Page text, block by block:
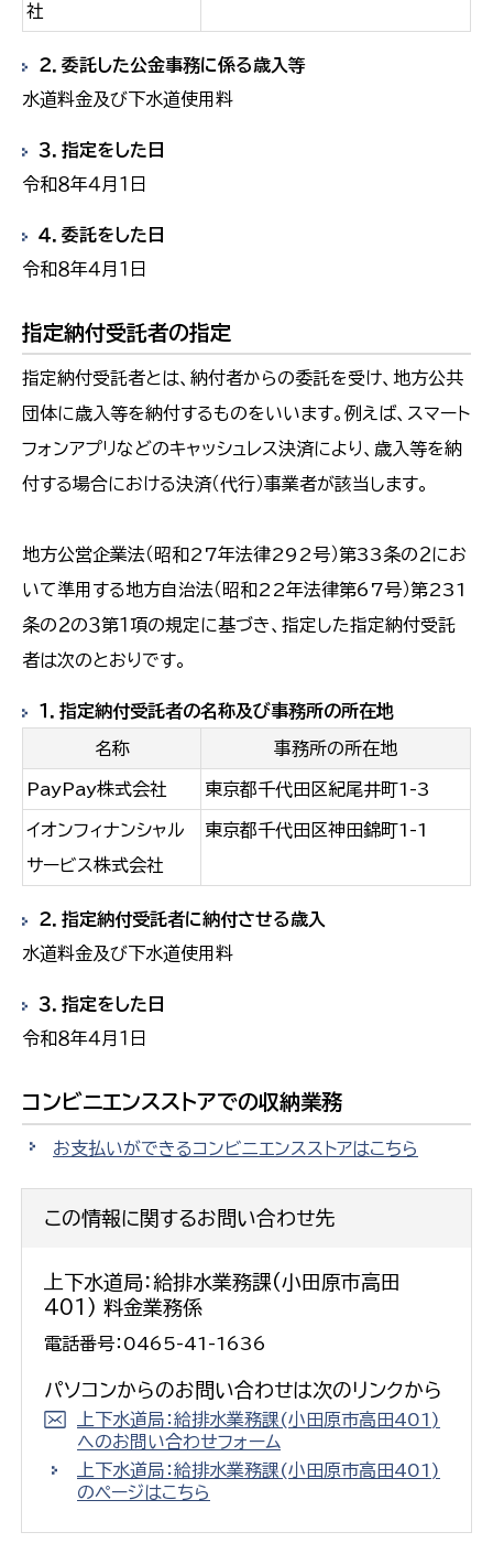
社
２．委託した公金事務に係る歳入等
水道料金及び下水道使用料
３．指定をした日
令和８年４月１日
４．委託をした日
令和８年４月１日
指定納付受託者の指定
指定納付受託者とは、納付者からの委託を受け、地方公共
団体に歳入等を納付するものをいいます。例えば、スマート
フォンアプリなどのキャッシュレス決済により、歳入等を納
付する場合における決済（代行）事業者が該当します。
地方公営企業法（昭和27年法律292号）第33条の２にお
いて準用する地方自治法（昭和22年法律第67号）第231
条の２の３第１項の規定に基づき、指定した指定納付受託
者は次のとおりです。
１．指定納付受託者の名称及び事務所の所在地
名称 事務所の所在地
PayPay株式会社 東京都千代田区紀尾井町1-3
イオンフィナンシャル
サービス株式会社
東京都千代田区神田錦町1-1
２．指定納付受託者に納付させる歳入
水道料金及び下水道使用料
３．指定をした日
令和８年４月１日
コンビニエンスストアでの収納業務
お支払いができるコンビニエンスストアはこちら
この情報に関するお問い合わせ先
上下水道局：給排水業務課(小田原市高田
401) 料金業務係
電話番号：0465-41-1636
パソコンからのお問い合わせは次のリンクから
上下水道局：給排水業務課(小田原市高田401)
へのお問い合わせフォーム
上下水道局：給排水業務課(小田原市高田401)
のページはこちら